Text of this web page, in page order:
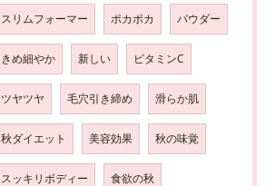
スリムフォーマー ポカポカ パウダー
きめ細やか 新しい ビタミンC
ツヤツヤ 毛穴引き締め 滑らか肌
秋ダイエット 美容効果 秋の味覚
スッキリボディー 食欲の秋